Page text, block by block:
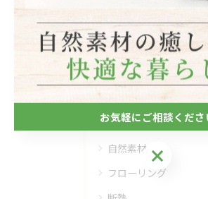
#リノベ
カテゴリー
全てのカテゴリー
自然素材
フローリング
お気軽にご相談ください
お気軽にご相談くださ